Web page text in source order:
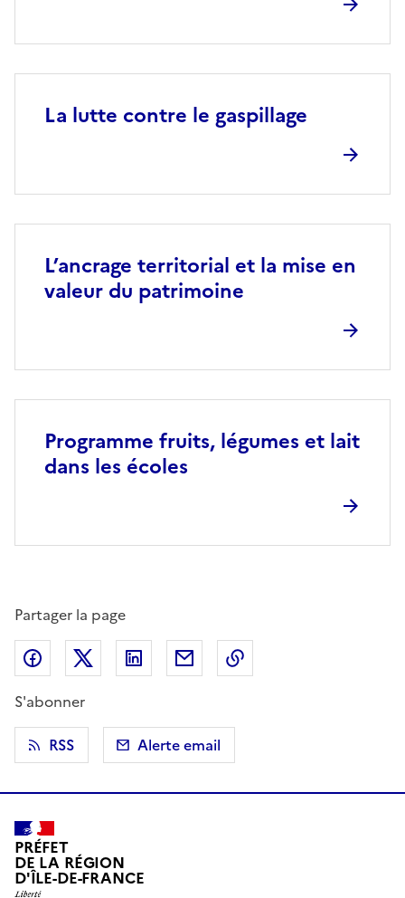
La lutte contre le gaspillage
L’ancrage territorial et la mise en
valeur du patrimoine
Programme fruits, légumes et lait
dans les écoles
Partager la page
Partager sur Facebook
Partager sur X (anciennement Twitter)
Partager sur LinkedIn
Partager par email
S'abonner
RSS
Alerte email
PRÉFET
DE LA RÉGION
D'ÎLE-DE-FRANCE